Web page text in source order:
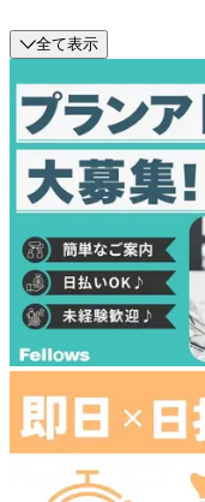
全て表示